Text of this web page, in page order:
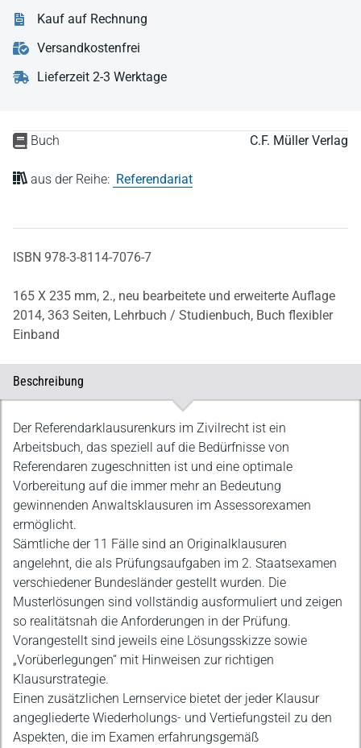
Buch C.F. Müller Verlag
aus der Reihe: Referendariat
ISBN 978-3-8114-7076-7
165 X 235 mm, 2., neu bearbeitete und erweiterte Auflage
2014, 363 Seiten, Lehrbuch / Studienbuch, Buch flexibler
Einband
Kauf auf Rechnung
Versandkostenfrei
Lieferzeit 2-3 Werktage
Beschreibung
Beschreibung
Der Referendarklausurenkurs im Zivilrecht ist ein
Arbeitsbuch, das speziell auf die Bedürfnisse von
Referendaren zugeschnitten ist und eine optimale
Vorbereitung auf die immer mehr an Bedeutung
gewinnenden Anwaltsklausuren im Assessorexamen
ermöglicht.
Sämtliche der 11 Fälle sind an Originalklausuren
angelehnt, die als Prüfungsaufgaben im 2. Staatsexamen
verschiedener Bundesländer gestellt wurden. Die
Musterlösungen sind vollständig ausformuliert und zeigen
so realitätsnah die Anforderungen in der Prüfung.
Vorangestellt sind jeweils eine Lösungsskizze sowie
„Vorüberlegungen“ mit Hinweisen zur richtigen
Klausurstrategie.
Einen zusätzlichen Lernservice bietet der jeder Klausur
angegliederte Wiederholungs- und Vertiefungsteil zu den
Aspekten, die im Examen erfahrungsgemäß